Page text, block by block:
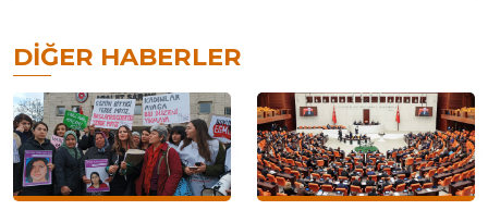
DIĞER HABERLER